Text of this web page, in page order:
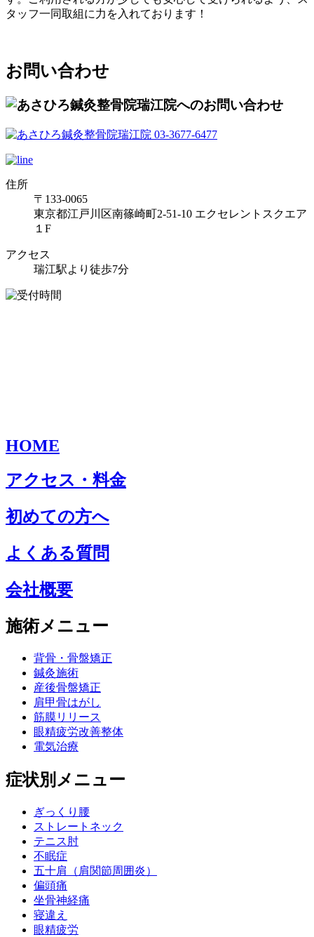
タッフ一同取組に力を入れております！
お問い合わせ
住所
〒133-0065
東京都江戸川区南篠崎町2-51-10 エクセレントスクエア
１F
アクセス
瑞江駅より徒歩7分
HOME
アクセス・料金
初めての方へ
よくある質問
会社概要
施術メニュー
背骨・骨盤矯正
鍼灸施術
産後骨盤矯正
肩甲骨はがし
筋膜リリース
眼精疲労改善整体
電気治療
症状別メニュー
ぎっくり腰
ストレートネック
テニス肘
不眠症
五十肩（肩関節周囲炎）
偏頭痛
坐骨神経痛
寝違え
眼精疲労